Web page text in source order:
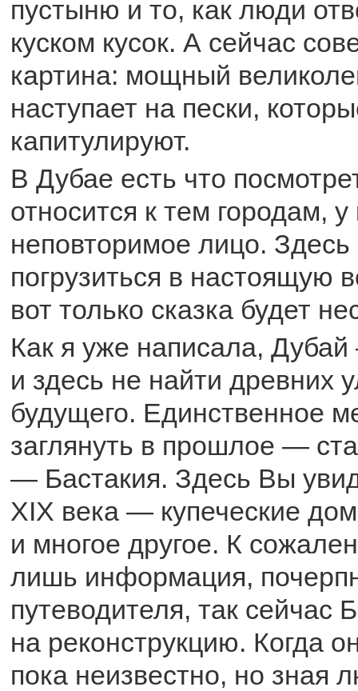
пустыню и то, как люди
куском кусок. А сейчас
картина: мощный
наступает на пески,
капитулируют.
В Дубае есть что
относится к тем городам,
неповторимое лицо.
погрузиться в настоящую
вот только сказка будет
Как я уже написала,
и здесь не найти древних
будущего. Единственное
заглянуть в прошлое —
— Бастакия. Здесь Вы
XIX века — купеческие
и многое другое. К
лишь информация,
путеводителя, так сейчас
на реконструкцию. Когда
пока неизвестно, но зная